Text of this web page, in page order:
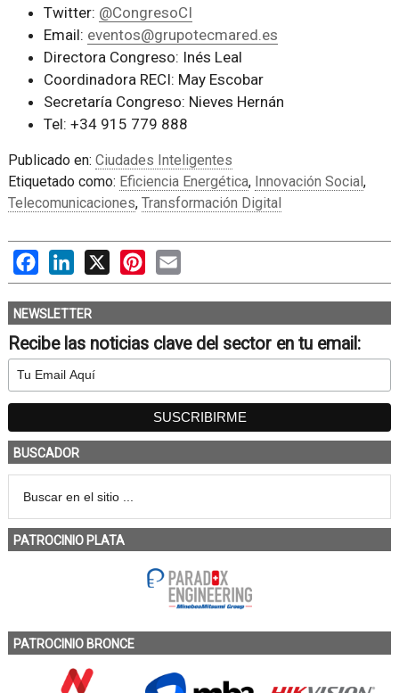
Twitter: @CongresoCI
Email: eventos@grupotecmared.es
Directora Congreso: Inés Leal
Coordinadora RECI: May Escobar
Secretaría Congreso: Nieves Hernán
Tel: +34 915 779 888
Publicado en: Ciudades Inteligentes
Etiquetado como: Eficiencia Energética, Innovación Social,
Telecomunicaciones, Transformación Digital
FacebookLinkedIn
X PinterestEmail
NEWSLETTER
Recibe las noticias clave del sector en tu email:
BUSCADOR
PATROCINIO PLATA
PATROCINIO BRONCE